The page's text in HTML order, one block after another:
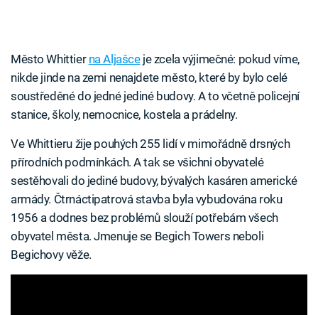
Město Whittier na Aljašceje zcela výjimečné: pokud víme,
nikde jinde na zemi nenajdete město, které by bylo celé
soustředěné do jedné jediné budovy. A to včetně policejní
stanice, školy, nemocnice, kostela a prádelny.
Ve Whittieru žije pouhých 255 lidí v mimořádně drsných
přírodních podmínkách. A tak se všichni obyvatelé
sestěhovali do jediné budovy, bývalých kasáren americké
armády. Čtrnáctipatrová stavba byla vybudována roku
1956 a dodnes bez problémů slouží potřebám všech
obyvatel města. Jmenuje se Begich Towers neboli
Begichovy věže.